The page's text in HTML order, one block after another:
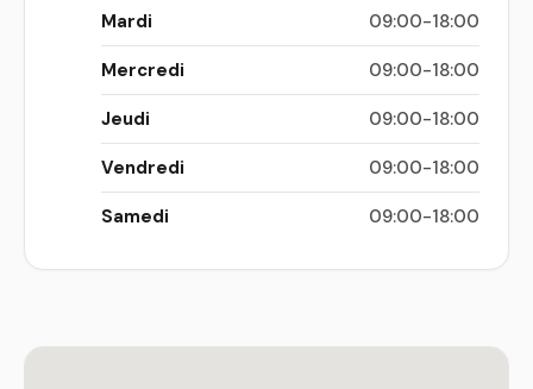
Mardi 09:00-18:00
Mercredi 09:00-18:00
Jeudi 09:00-18:00
Vendredi 09:00-18:00
Samedi 09:00-18:00